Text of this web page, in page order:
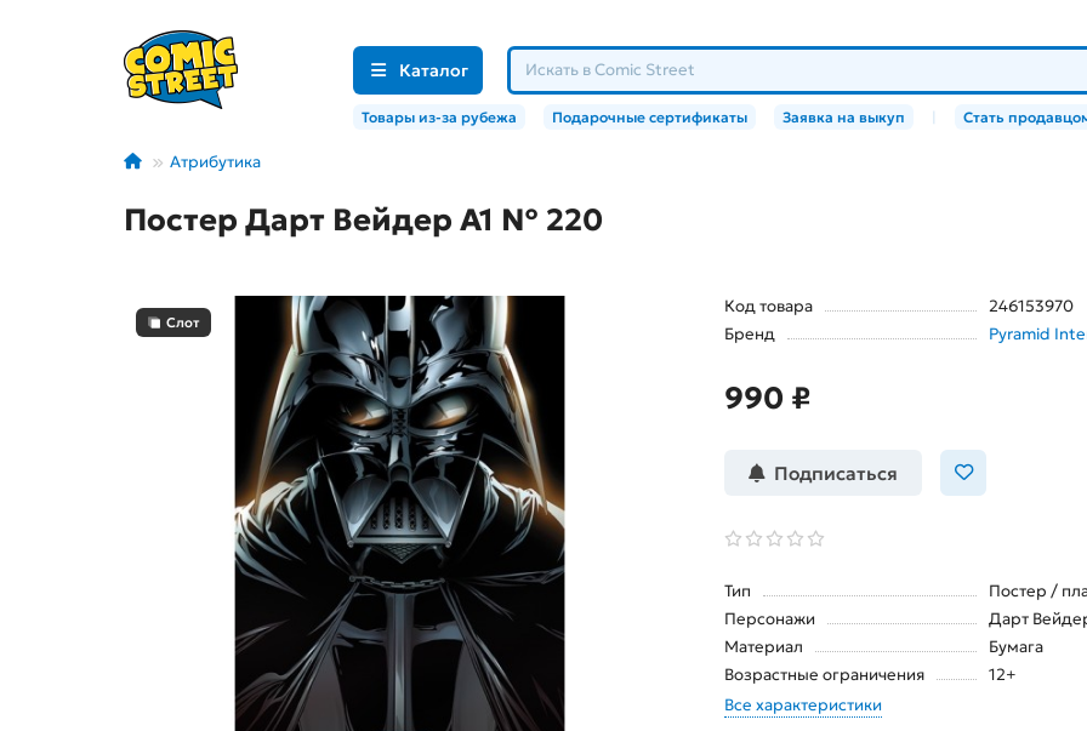
Каталог
Товары из-за рубежа Подарочные сертификаты Заявка на выкуп Стать
Атрибутика
Постер Дарт Вейдер А1 № 220
Слот
Код товара
246153970
Бренд
Pyramid
990 ₽
Подписаться
Тип
Постер /
Персонажи
Дарт
Материал
Бумага
Возрастные ограничения
12+
Все характеристики